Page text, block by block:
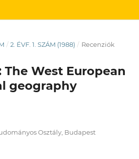
/ 2. ÉVF. 1. SZÁM (1988) / Recenziók
The West European
geography
Osztály, Budapest